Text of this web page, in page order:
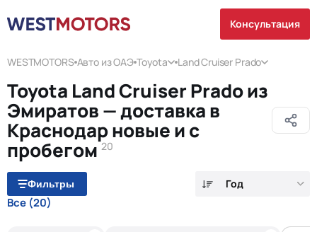
Консультация
WESTMOTORS Авто из ОАЭ Toyota Land Cruiser Prado
Toyota Land Cruiser Prado из
Эмиратов — доставка в
Краснодар новые и с
пробегом20
Фильтры Год
Все (20)